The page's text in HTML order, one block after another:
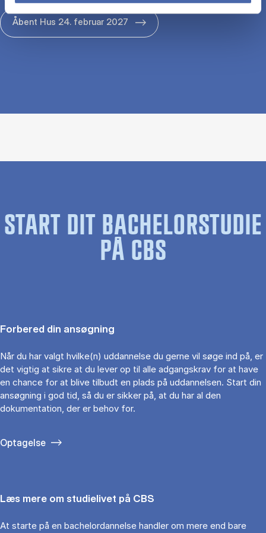
Åbent Hus 24. februar 2027
START DIT BACHELORSTUDIE
PÅ CBS
Forbered din ansøgning
Når du har valgt hvilke(n) uddannelse du gerne vil søge ind på, er
det vigtig at sikre at du lever op til alle adgangskrav for at have
en chance for at blive tilbudt en plads på uddannelsen. Start din
ansøgning i god tid, så du er sikker på, at du har al den
dokumentation, der er behov for.
Optagelse
Læs mere om studielivet på CBS
At starte på en bachelordannelse handler om mere end bare